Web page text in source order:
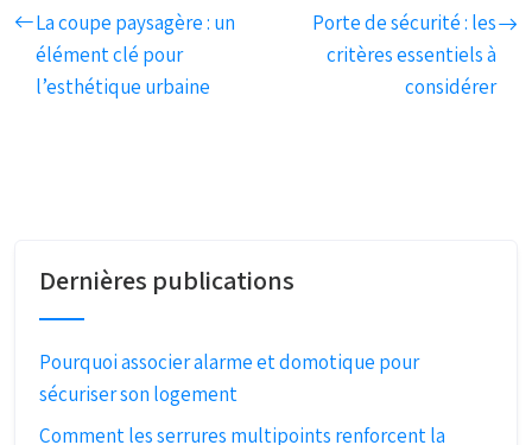
La coupe paysagère : un
élément clé pour
l’esthétique urbaine
Porte de sécurité : les
critères essentiels à
considérer
Dernières publications
Pourquoi associer alarme et domotique pour
sécuriser son logement
Comment les serrures multipoints renforcent la